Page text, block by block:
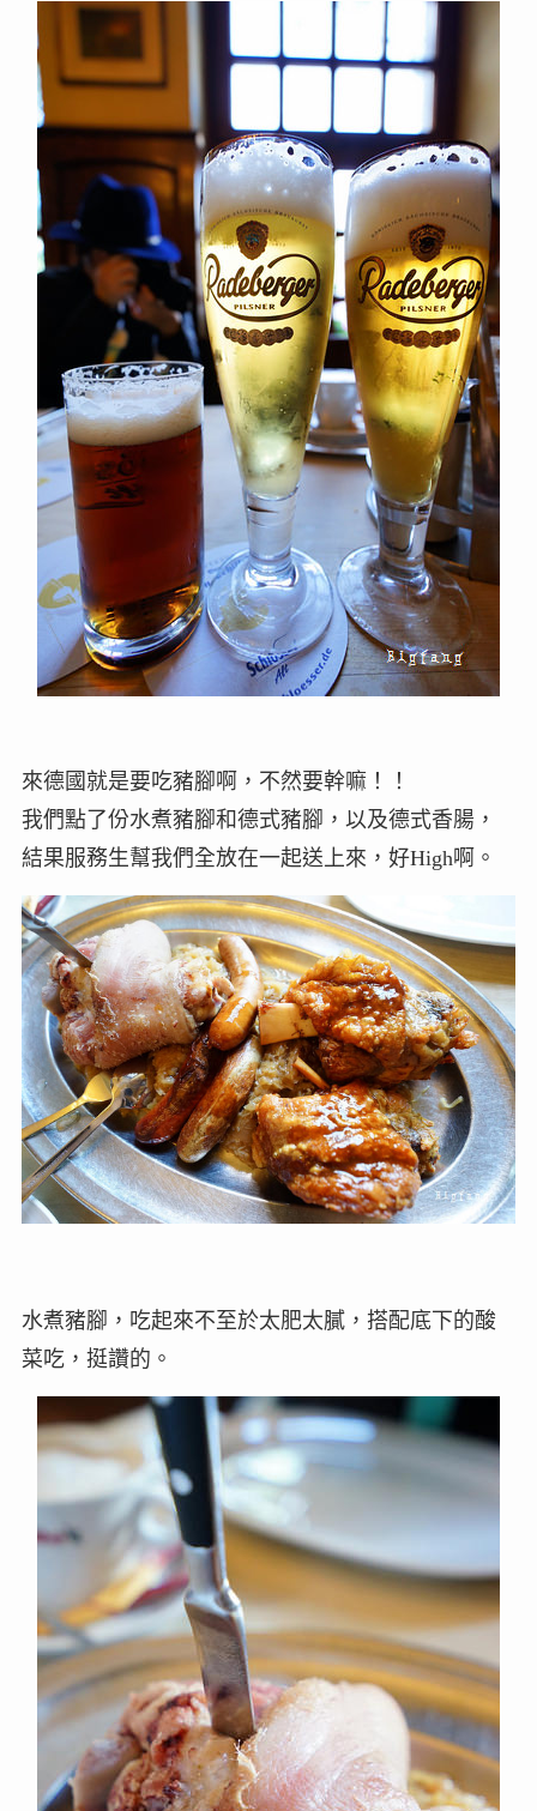
來德國就是要吃豬腳啊，不然要幹嘛！！
我們點了份水煮豬腳和德式豬腳，以及德式香腸，
結果服務生幫我們全放在一起送上來，好High啊。
水煮豬腳，吃起來不至於太肥太膩，搭配底下的酸
菜吃，挺讚的。